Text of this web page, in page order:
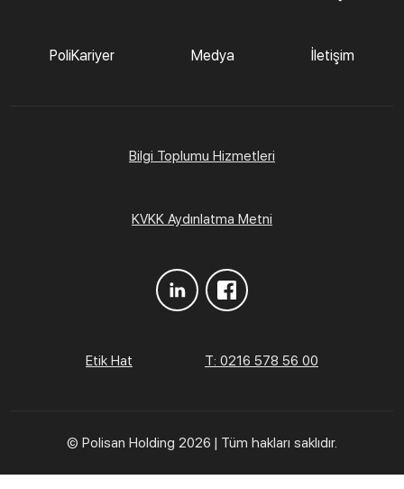
PoliKariyer Medya İletişim
Bilgi Toplumu Hizmetleri
KVKK Aydınlatma Metni
Etik Hat T: 0216 578 56 00
© Polisan Holding 2026 | Tüm hakları saklıdır.